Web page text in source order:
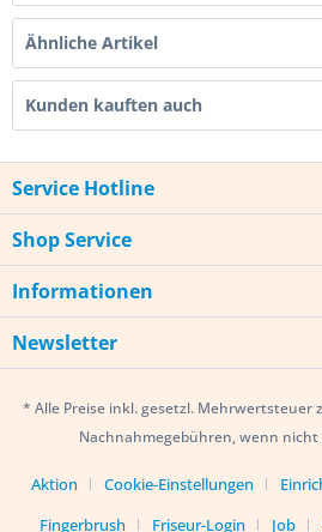
Ähnliche Artikel
Kunden kauften auch
Service Hotline
Shop Service
Informationen
Newsletter
* Alle Preise inkl. gesetzl. Mehrwertsteuer
Nachnahmegebühren, wenn nicht
Aktion Cookie-Einstellungen
Fingerbrush
Friseur-Login Job